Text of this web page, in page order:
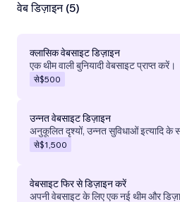
वेब डिज़ाइन (5)
क्लासिक वेबसाइट डिज़ाइन
एक थीम वाली बुनियादी वेबसाइट प्राप्त करें।
से$500
उन्नत वेबसाइट डिज़ाइन
अनुकूलित दृश्यों, उन्नत सुविधाओं इत्यादि के
से$1,500
वेबसाइट फिर से डिज़ाइन करें
अपनी वेबसाइट के लिए एक नई थीम और